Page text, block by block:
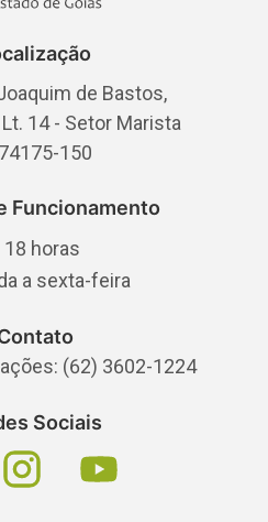
de Bastos,
Lt. 14 - Setor Marista
150
Funcionamento
18 horas
a sexta-feira
(62) 3602-1224
Sociais